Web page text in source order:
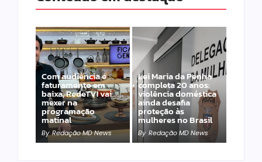
Com audiência e
faturamento em
baixa, RedeTV! vai
mexer na
programação
matinal
By Redação MD News
Lei Maria da Penha
completa 20 anos:
violência doméstica
ainda desafia
proteção às
mulheres no Brasil
By Redação MD News